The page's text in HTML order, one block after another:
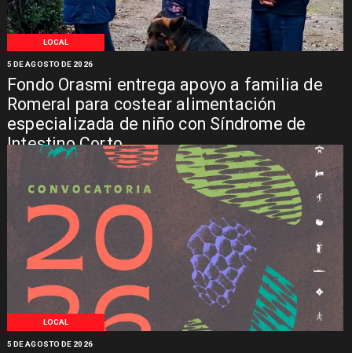
LOCAL
Fondo Orasmi entrega apoyo a familia de
Romeral para costear alimentación
especializada de niño con Síndrome de
Intestino Corto
5 DE AGOSTO DE 2026
LOCAL
5 DE AGOSTO DE 2026